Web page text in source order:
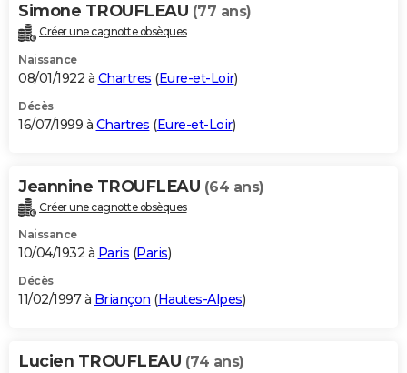
Simone TROUFLEAU (77 ans)
Créer une cagnotte obsèques
Naissance
08/01/1922 à Chartres (Eure-et-Loir)
Décès
16/07/1999 à Chartres (Eure-et-Loir)
Jeannine TROUFLEAU (64 ans)
Créer une cagnotte obsèques
Naissance
10/04/1932 à Paris (Paris)
Décès
11/02/1997 à Briançon (Hautes-Alpes)
Lucien TROUFLEAU (74 ans)